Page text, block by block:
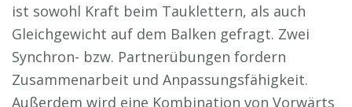
ist sowohl Kraft beim Tauklettern, als auch
Gleichgewicht auf dem Balken gefragt. Zwei
Synchron- bzw. Partnerübungen fordern
Zusammenarbeit und Anpassungsfähigkeit.
Außerdem wird eine Kombination von Vorwärts